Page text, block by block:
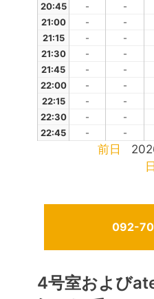
20:45
- -
21:00
- -
21:15
- -
21:30
- -
21:45
- -
22:00
- -
22:15
- -
22:30
- -
22:45
- -
前日
日
092-
4号室および